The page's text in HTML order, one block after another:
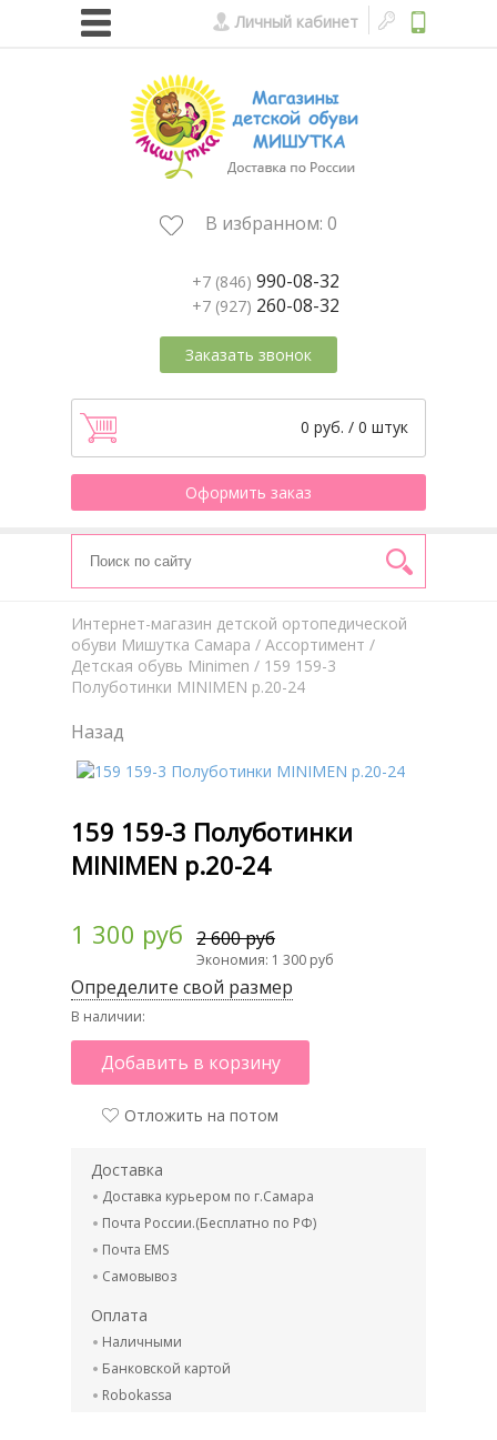
Личный кабинет
В избранном: 0
+7 (846) 990-08-32
+7 (927) 260-08-32
Заказать звонок
0 руб. / 0 штук
Оформить заказ
Интернет-магазин детской ортопедической
обуви Мишутка Самара / Aссортимент /
Детская обувь Minimen / 159 159-3
Полуботинки MINIMEN р.20-24
Назад
159 159-3 Полуботинки
MINIMEN р.20-24
1 300 руб 2 600 руб
Экономия: 1 300 руб
Определите свой размер
В наличии:
Добавить в корзину
Отложить на потом
Доставка
Доставка курьером по г.Самара
Почта России.(Бесплатно по РФ)
Почта EMS
Самовывоз
Оплата
Наличными
Банковской картой
Robokassa